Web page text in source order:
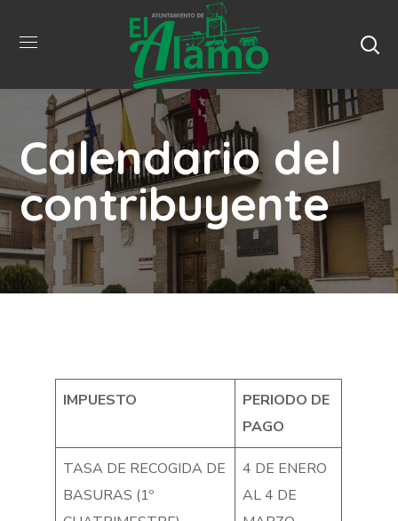
Calendario del
contribuyente
IMPUESTO
PERIODO DE
PAGO
TASA DE RECOGIDA DE
BASURAS (1º
4 DE ENERO
AL 4 DE